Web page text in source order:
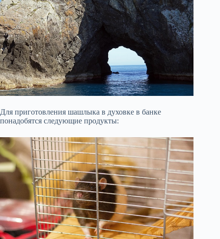
Для приготовления шашлыка в духовке в банке
понадобятся следующие продукты: